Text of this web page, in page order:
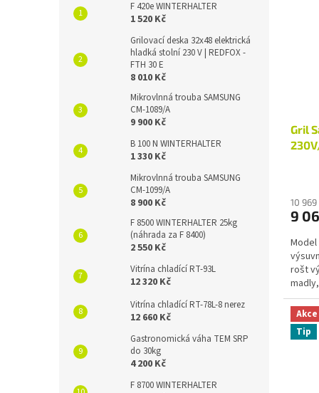
F 420e WINTERHALTER
1 520 Kč
Grilovací deska 32x48 elektrická
hladká stolní 230 V | REDFOX -
FTH 30 E
8 010 Kč
Mikrovlnná trouba SAMSUNG
CM-1089/A
9 900 Kč
B 100 N WINTERHALTER
1 330 Kč
Mikrovlnná trouba SAMSUNG
CM-1099/A
8 900 Kč
F 8500 WINTERHALTER 25kg
(náhrada za F 8400)
2 550 Kč
Vitrína chladící RT-93L
12 320 Kč
Vitrína chladící RT-78L-8 nerez
12 660 Kč
Gastronomická váha TEM SRP
do 30kg
4 200 Kč
F 8700 WINTERHALTER
Gril
10
9
rošt
Akce
Tip